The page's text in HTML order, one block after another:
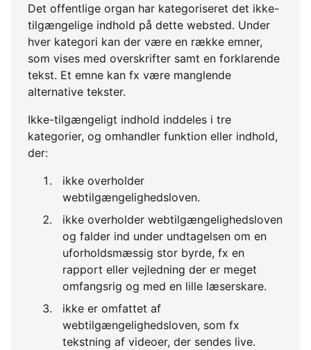
Det offentlige organ har kategoriseret det ikke-
tilgængelige indhold på dette websted. Under
hver kategori kan der være en række emner,
som vises med overskrifter samt en forklarende
tekst. Et emne kan fx være manglende
alternative tekster.
Ikke-tilgængeligt indhold inddeles i tre
kategorier, og omhandler funktion eller indhold,
der:
ikke overholder
webtilgængelighedsloven.
ikke overholder webtilgængelighedsloven
og falder ind under undtagelsen om en
uforholdsmæssig stor byrde, fx en
rapport eller vejledning der er meget
omfangsrig og med en lille læserskare.
ikke er omfattet af
webtilgængelighedsloven, som fx
tekstning af videoer, der sendes live.